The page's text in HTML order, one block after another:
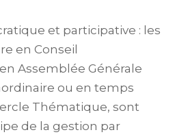
et participative : les
en Conseil
Assemblée Générale
ou en temps
Thématique, sont
de la gestion par